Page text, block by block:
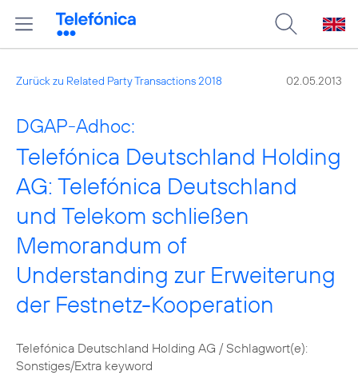
Zurück zu Related Party Transactions 2018 02.05.2013
DGAP-Adhoc:
Telefónica Deutschland Holding
AG: Telefónica Deutschland
und Telekom schließen
Memorandum of
Understanding zur Erweiterung
der Festnetz-Kooperation
Telefónica Deutschland Holding AG / Schlagwort(e):
Sonstiges/Extra keyword